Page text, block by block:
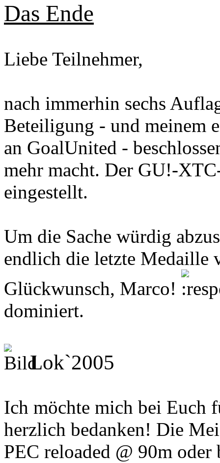
Das Ende
Liebe Teilnehmer,
nach immerhin sechs
Beteiligung - und meinem
an GoalUnited -
mehr macht. Der GU!-
eingestellt.
Um die Sache würdig
endlich die letzte Medaille
Glückwunsch, Marco!
dominiert.
Lok`2005
Ich möchte mich bei Euch
herzlich bedanken! Die
PEC reloaded @ 90m